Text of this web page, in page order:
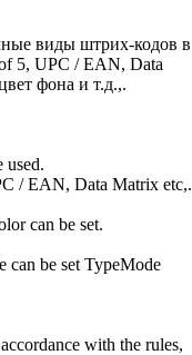
виды штрих-кодов в
5, UPC / EAN, Data
фона и т.д.,.
used.
/ EAN, Data Matrix etc,.
can be set.
can be set TypeMode
with the rules,